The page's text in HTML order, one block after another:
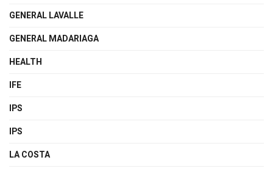
GENERAL LAVALLE
GENERAL MADARIAGA
HEALTH
IFE
IPS
IPS
LA COSTA